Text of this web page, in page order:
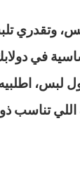
وتقدري
في
لبس،
اللي تناسب